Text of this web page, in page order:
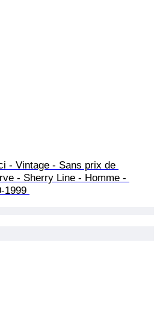
- Vintage - Sans prix de
- Sherry Line - Homme -
1999